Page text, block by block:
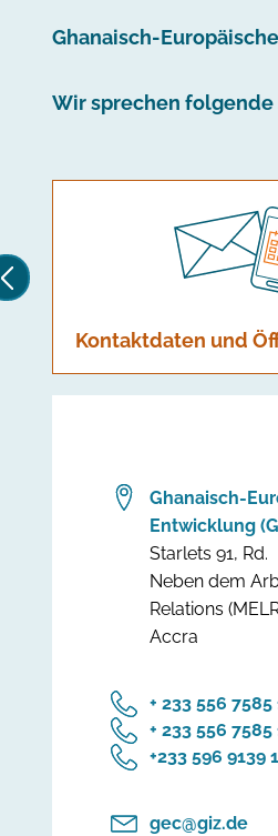
Ghanaisch-
Wir sprechen folgende
Kontaktdaten und
Ghanaisch-
Entwicklung
Starlets 91, Rd.
Neben dem
Relations
Accra
‎+ 233 556 7585
‎+ 233 556 7585
‎+233 596 9139
gec@giz.de